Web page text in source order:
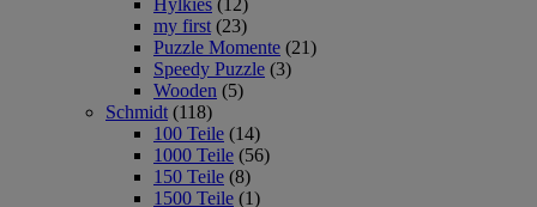
Hylkies (12)
my first (23)
Puzzle Momente (21)
Speedy Puzzle (3)
Wooden (5)
Schmidt (118)
100 Teile (14)
1000 Teile (56)
150 Teile (8)
1500 Teile (1)